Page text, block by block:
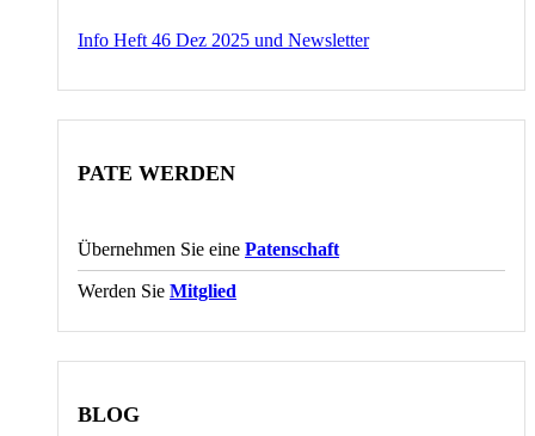
Info Heft 46 Dez 2025 und Newsletter
PATE WERDEN
Übernehmen Sie eine Patenschaft
Werden Sie Mitglied
BLOG